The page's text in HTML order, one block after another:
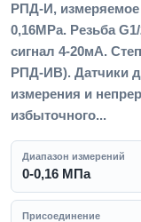
РПД-И, измеряемое
0,16MPa. Резьба
сигнал 4-20мА.
РПД-ИВ). Датчики
измерения и
избыточного...
Диапазон измерений
0-0,16 МПа
Присоединение